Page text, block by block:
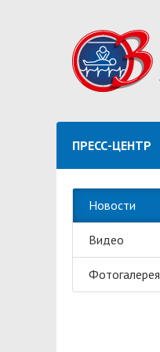
ПРЕСС-ЦЕНТР
Новости
Видео
Фотогалерея